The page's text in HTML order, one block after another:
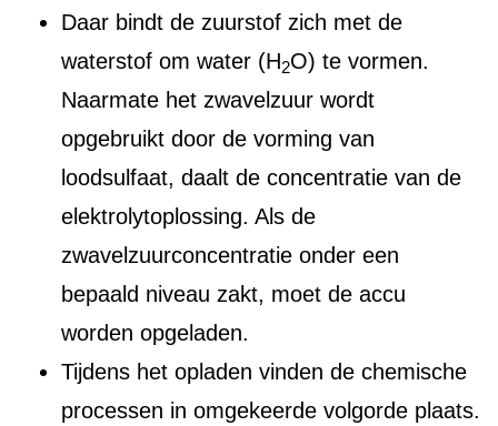
Daar bindt de zuurstof zich met de
waterstof om water (H2O) te vormen.
Naarmate het zwavelzuur wordt
opgebruikt door de vorming van
loodsulfaat, daalt de concentratie van de
elektrolytoplossing. Als de
zwavelzuurconcentratie onder een
bepaald niveau zakt, moet de accu
worden opgeladen.
Tijdens het opladen vinden de chemische
processen in omgekeerde volgorde plaats.